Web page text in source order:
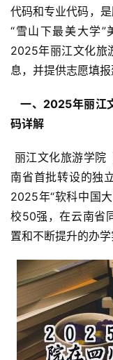
代码和专业代码，
“雪山下最美大学
2025年丽江文化旅
息，并提供志愿填
一、2025年丽江
码详解
南省首批转设的独
2025年“软科中国
校50强，在云南省
置和不断提升的办